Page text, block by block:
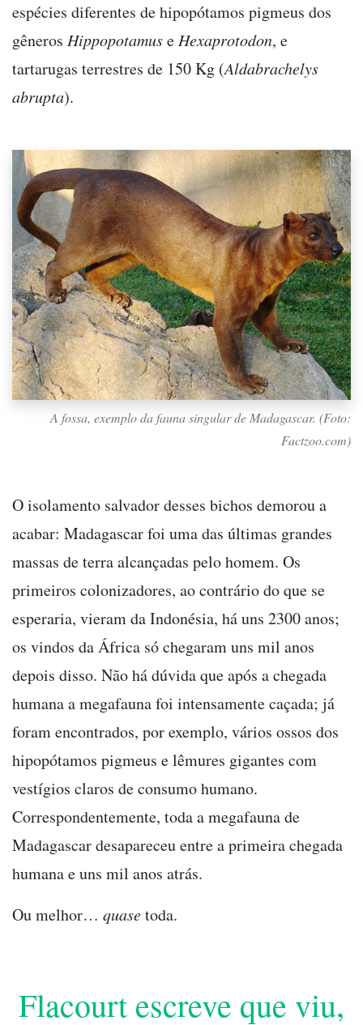
espécies diferentes de hipopótamos pigmeus dos
gêneros HippopotamuseHexaprotodon, e
tartarugas terrestres de 150 Kg (Aldabrachelys
abrupta).
A fossa, exemplo da fauna singular de Madagascar. (Foto:
Factzoo.com)
O isolamento salvador desses bichos demorou a
acabar: Madagascar foi uma das últimas grandes
massas de terra alcançadas pelo homem. Os
primeiros colonizadores, ao contrário do que se
esperaria, vieram da Indonésia, há uns 2300 anos;
os vindos da África só chegaram uns mil anos
depois disso. Não há dúvida que após a chegada
humana a megafauna foi intensamente caçada; já
foram encontrados, por exemplo, vários ossos dos
hipopótamos pigmeus e lêmures gigantes com
vestígios claros de consumo humano.
Correspondentemente, toda a megafauna de
Madagascar desapareceu entre a primeira chegada
humana e uns mil anos atrás.
Ou melhor… quasetoda.
Flacourt escreve que viu,